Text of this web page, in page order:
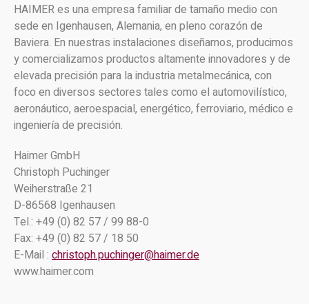
HAIMER es una empresa familiar de tamaño medio con
sede en Igenhausen, Alemania, en pleno corazón de
Baviera. En nuestras instalaciones diseñamos, producimos
y comercializamos productos altamente innovadores y de
elevada precisión para la industria metalmecánica, con
foco en diversos sectores tales como el automovilístico,
aeronáutico, aeroespacial, energético, ferroviario, médico e
ingeniería de precisión.
Haimer GmbH
Christoph Puchinger
Weiherstraße 21
D-86568 Igenhausen
Tel.: +49 (0) 82 57 / 99 88-0
Fax: +49 (0) 82 57 / 18 50
E-Mail : christoph.puchinger@haimer.de
www.haimer.com